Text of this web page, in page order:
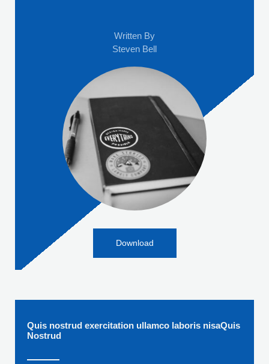
Written By
Steven Bell
Download
Quis nostrud exercitation ullamco laboris nisaQuis
Nostrud